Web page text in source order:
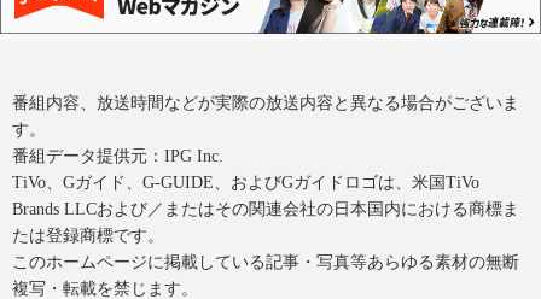
番組内容、放送時間などが実際の放送内容と異なる場合がございま
す。
番組データ提供元：IPG Inc.
TiVo、Gガイド、G-GUIDE、およびGガイドロゴは、米国TiVo
Brands LLCおよび／またはその関連会社の日本国内における商標ま
たは登録商標です。
このホームページに掲載している記事・写真等あらゆる素材の無断
複写・転載を禁じます。